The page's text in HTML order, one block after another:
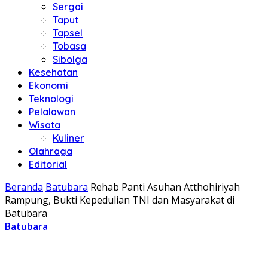
Sergai
Taput
Tapsel
Tobasa
Sibolga
Kesehatan
Ekonomi
Teknologi
Pelalawan
Wisata
Kuliner
Olahraga
Editorial
Beranda Batubara Rehab Panti Asuhan Atthohiriyah
Rampung, Bukti Kepedulian TNI dan Masyarakat di
Batubara
Batubara